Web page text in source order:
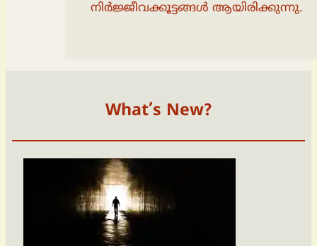
നിര്‍ജ്ജീവക്കൂട്ടങ്ങള്‍ ആയിരിക്കുന്നു.
What’s New?